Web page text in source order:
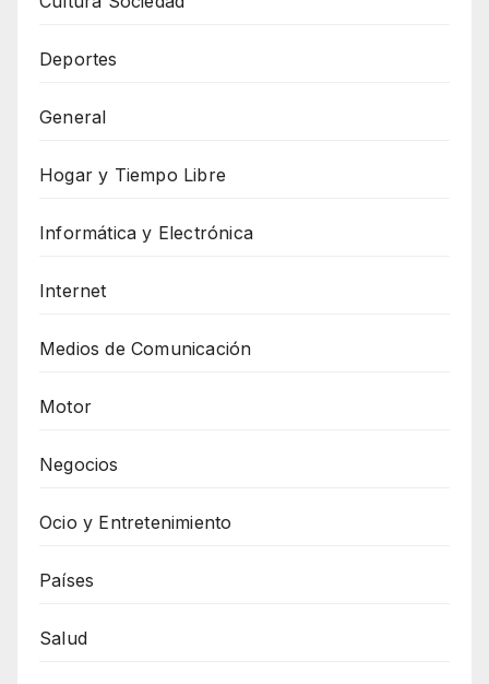
Deportes
General
Hogar y Tiempo Libre
Informática y Electrónica
Internet
Medios de Comunicación
Motor
Negocios
Ocio y Entretenimiento
Países
Salud